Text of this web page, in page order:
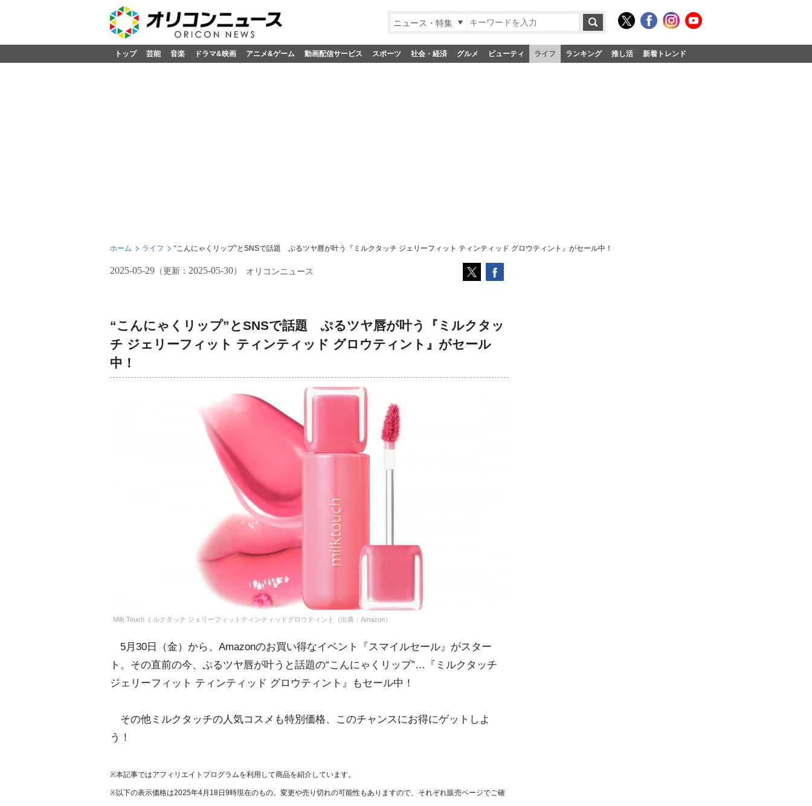
ニュース・特集
トップ 芸能 音楽 ドラマ&映画 アニメ&ゲーム 動画配信サービス スポーツ 社会・経済 グルメ ビューティ ライフ ランキング 推し活 新着トレンド
ホーム ライフ “こんにゃくリップ”とSNSで話題 ぷるツヤ唇が叶う『ミルクタッチ ジェリーフィット ティンティッド グロウティント』がセール中！
2025-05-29 （更新： 2025-05-30） オリコンニュース
“こんにゃくリップ”とSNSで話題 ぷるツヤ唇が叶う『ミルクタッ
チ ジェリーフィット ティンティッド グロウティント』がセール
中！
Milk Touch ミルクタッチ ジェリーフィットティンティッドグロウティント（出典：Amazon）
5月30日（金）から、Amazonのお買い得なイベント『スマイルセール』がスター
ト。その直前の今、ぷるツヤ唇が叶うと話題の“こんにゃくリップ”…『ミルクタッチ
ジェリーフィット ティンティッド グロウティント』もセール中！
その他ミルクタッチの人気コスメも特別価格、このチャンスにお得にゲットしよ
う！
※本記事ではアフィリエイトプログラムを利用して商品を紹介しています。
※以下の表示価格は2025年4月18日9時現在のもの。変更や売り切れの可能性もありますので、それぞれ販売ページでご確